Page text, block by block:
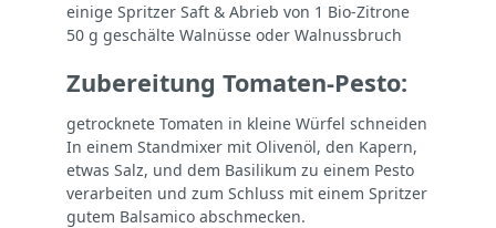
einige Spritzer Saft & Abrieb von 1 Bio-Zitrone
50 g geschälte Walnüsse oder Walnussbruch
Zubereitung Tomaten-Pesto:
getrocknete Tomaten in kleine Würfel schneiden
In einem Standmixer mit Olivenöl, den Kapern,
etwas Salz, und dem Basilikum zu einem Pesto
verarbeiten und zum Schluss mit einem Spritzer
gutem Balsamico abschmecken.